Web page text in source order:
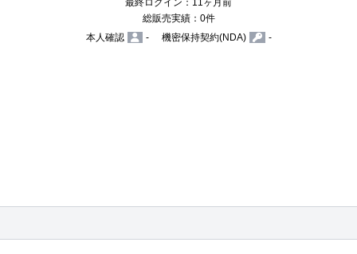
最終ログイン：11ヶ月前
総販売実績：0件
本人確認
- 機密保持契約(NDA) -